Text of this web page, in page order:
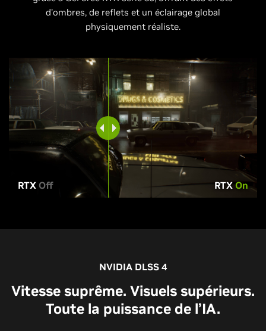
d'ombres, de reflets et un éclairage global
physiquement réaliste.
RTX Off RTX On
NVIDIA DLSS 4
Vitesse suprême. Visuels supérieurs.
Toute la puissance de l’IA.